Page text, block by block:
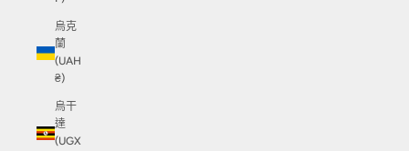
烏克
蘭
(UAH
₴)
烏干
達
(UGX